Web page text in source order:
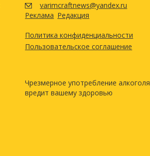
varimcraftnews@yandex.ru
Реклама Редакция
Политика конфиденциальности
Пользовательское соглашение
Чрезмерное употребление алкоголя
вредит вашему здоровью